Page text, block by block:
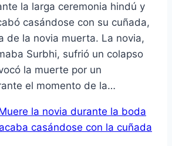
la larga ceremonia hindú y
casándose con su cuñada,
de la novia muerta. La novia,
Surbhi, sufrió un colapso
la muerte por un
el momento de la…
la novia durante la boda
casándose con la cuñada